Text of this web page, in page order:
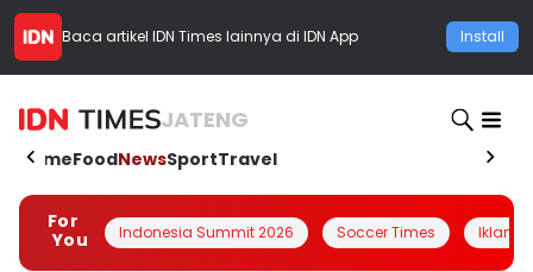
Baca artikel IDN Times lainnya di IDN App Install
JATENG
HomeFoodNewsSportTravel
For
You
Indonesia Summit 2026 Soccer Times Iklanin